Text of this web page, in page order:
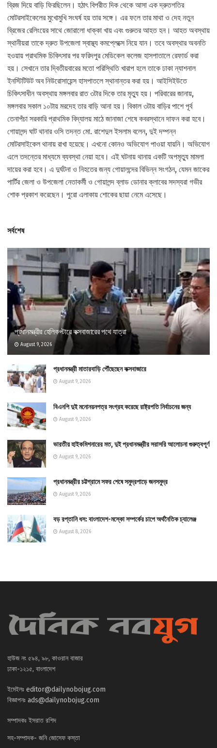
ব্রিজ দিয়ে বাড়ি ফিরছিলেন। হঠাৎ বিপরীত দিক থেকে আসা এক দ্রুতগতির
মোটরসাইকেলের মুখোমুখি সংঘর্ষ হয় তার সঙ্গে। এর ফলে তার মাথা ও দেহ নতুন
ব্রিজের রেলিংয়ের সাথে জোরালো ধাক্কা খায় এবং গুরুতর আহত হন। আহত অবস্থায়
স্থানীয়রা তাকে দ্রুত উপজেলা স্বাস্থ্য কমপ্লেক্সে নিয়ে যান। তবে অবস্থার অবনতি
হওয়ায় প্রাথমিক চিকিৎসার পর ফরিদপুর মেডিকেল কলেজ হাসপাতালে রেফার্ড করা
হয়। সেখানে তার দ্বিতীয়বারের মতো পরিস্থিতি খারাপ হলে তাকে ঢাকা ন্যাশনাল
ইনস্টিটিউট অব নিউরোসায়েন্স হাসপাতলে স্থানান্তর করা হয়। আইসিইউতে
চিকিৎসাধীন অবস্থায় মঙ্গলবার রাত ৩টার দিকে তার মৃত্যু হয়। পরিবারের জানায়,
মঙ্গলবার সকাল ১০টায় মরদেহ তার বাড়ি আনা হয়। বিকাল ৩টায় বাড়ির পাশে পূর্ব
তেনাপঁচা সরকারি প্রাথমিক বিদ্যালয় মাঠে জানাজা শেষে কবরস্থানে দাফন করা হবে।
গোয়ালন্দ ঘাট থানার ওসি তদন্ত মো. রাশেদুল ইসলাম বলেন, দুই দম্পন্ন
মোটরসাইকেল থানায় রাখা হয়েছে। এখনো কোনও অভিযোগ পাওয়া যায়নি। অভিযোগ
এলে তদন্তের মাধ্যমে ব্যবস্থা নেয়া হবে। এই ঘটনায় থানায় একটি অপমৃত্যু মামলা
দায়ের করা হবে। এ দুর্ঘটনা ও নিহতের জন্য গোয়ালন্দের বিভিন্ন সংগঠন, যেমন জাকের
পার্টির জেলা ও উপজেলা নেতাকর্মী ও গোয়ালন্দ ব্লাড ডোনার ক্লাবের সদস্যরা গভীর
শোক প্রকাশ করেছেন। পুরো এলাকায় শোকের ছায়া নেমে এসেছে।
সর্বশেষ
প্রধানমন্ত্রীর হেলিকপ্টারে কক্সবাজারের পথে যাত্রা
August 9, 2026
প্রধানমন্ত্রী মাতারবাড়ি পৌঁছেছেন কক্সবাজারে
August 9, 2026
বিএনপি দুই মনোনয়নপত্র সংগ্রহ করেছে রাষ্ট্রপতি নির্বাচনের জন্য
August 9, 2026
ভারতীয় হাইকমিশনারের মত, দুই প্রধানমন্ত্রীর সরাসরি আলোচনা গুরুত্বপূর্ণ
August 9, 2026
প্রধানমন্ত্রীর চট্টগ্রামে সফর শেষে সমুদ্রপাড়ে জনসমুদ্র
August 9, 2026
বড় রপ্তানি ধস: বাংলাদেশ-মস্কো সম্পর্কের চাপে অর্থনৈতিক চ্যালেঞ্জ
August 8, 2026
হাউজ নং ৫৯৪, ৯৮, কাওরান বাজার
ঢাকা-১২১৫, বাংলাদেশ
ইমেইলঃ editor@dailynobojug.com
বিজ্ঞাপনঃ ads@dailynobojug.com
সম্পাদকঃ ইসরাত রশিদ
সহ-সম্পাদক- জনি জোসেফ কস্তা